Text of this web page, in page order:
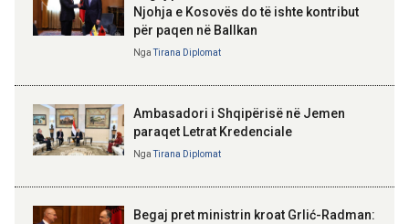
09:19 08-08-2026
Peizazhe magjike nga lumi Vjosa
Kosovë!
Njohja e Kosovës do të ishte kontribut
për paqen në Ballkan
NgaTirana Diplomat
Ambasadori i Shqipërisë në Jemen
paraqet Letrat Kredenciale
NgaTirana Diplomat
Begaj pret ministrin kroat Grlić-Radman: